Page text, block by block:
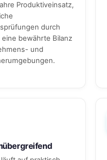
Produktiveinsatz,
durch
bewährte Bilanz
und